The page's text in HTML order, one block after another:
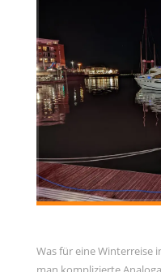
Was für eine Winterreise